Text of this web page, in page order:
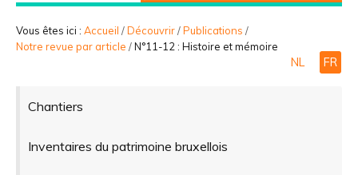
PARTICIPER
Recherche
avancée…
Vous êtes ici : Accueil /Découvrir/Publications /
Notre revue par article /N°11-12 : Histoire et mémoire
NL FR
Chantiers
Inventaires du patrimoine bruxellois